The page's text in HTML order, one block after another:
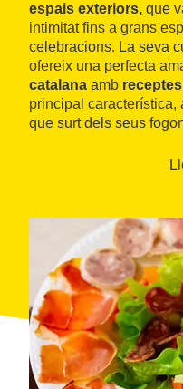
espais exteriors, que
intimitat fins a grans
celebracions. La seva
ofereix una perfecta
catalana amb
principal característica,
que surt dels seus